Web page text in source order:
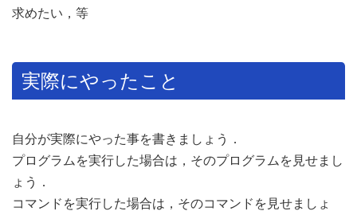
求めたい，等
実際にやったこと
自分が実際にやった事を書きましょう．
プログラムを実行した場合は，そのプログラムを見せまし
ょう．
コマンドを実行した場合は，そのコマンドを見せましょ